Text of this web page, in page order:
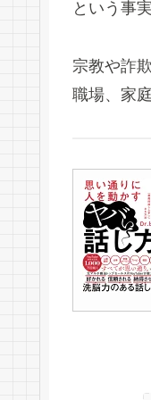
という事
宗教や詐
職場、家